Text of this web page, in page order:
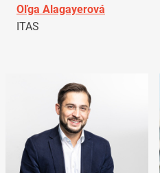
Oľga Alagayerová
ITAS